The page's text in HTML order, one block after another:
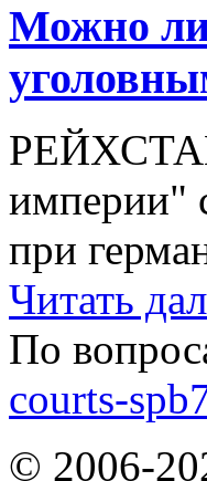
Можно ли
империи"
при
Читать
По
courts-
© 2006-